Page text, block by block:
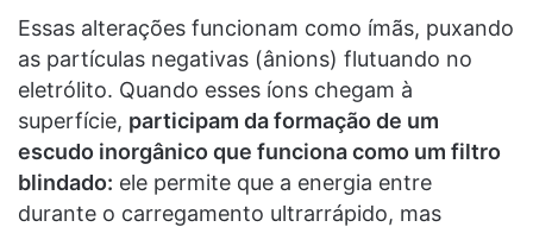
Essas alterações funcionam como ímãs, puxando
as partículas negativas (ânions) flutuando no
eletrólito. Quando esses íons chegam à
superfície, participam da formação de um
escudo inorgânico que funciona como um filtro
blindado: ele permite que a energia entre
durante o carregamento ultrarrápido, mas